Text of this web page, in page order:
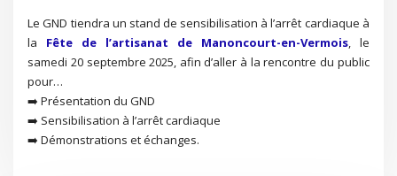
Le GND tiendra un stand de sensibilisation à l’arrêt cardiaque à
la Fête de l’artisanat de Manoncourt-en-Vermois, le
samedi 20 septembre 2025, afin d’aller à la rencontre du public
pour…
➡️ Présentation du GND
➡️ Sensibilisation à l’arrêt cardiaque
➡️ Démonstrations et échanges.